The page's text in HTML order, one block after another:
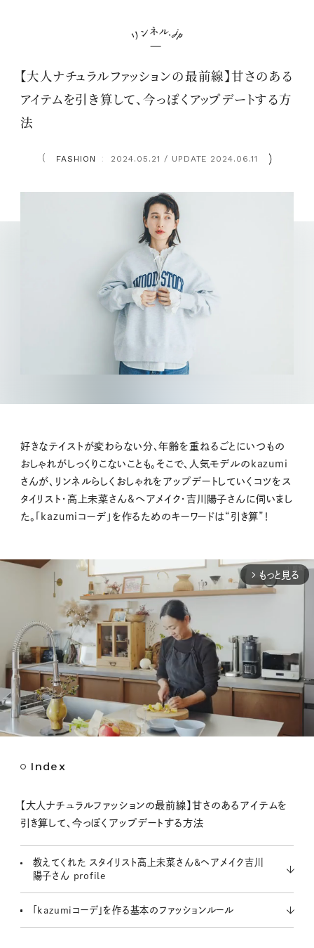
【大人ナチュラルファッションの最前線】甘さのある
アイテムを引き算して、今っぽくアップデートする方
法
FASHION ： 2024.05.21 / UPDATE 2024.06.11
好きなテイストが変わらない分、年齢を重ねるごとにいつもの
おしゃれがしっくりこないことも。そこで、人気モデルのkazumi
さんが、リンネルらしくおしゃれをアップデートしていくコツをス
タイリスト・高上未菜さん&ヘアメイク・吉川陽子さんに伺いまし
た。「kazumiコーデ」を作るためのキーワードは“引き算”！
arrow_forward_ios もっと見る
t
Index
【大人ナチュラルファッションの最前線】甘さのあるアイテムを
引き算して、今っぽくアップデートする方法
教えてくれた スタイリスト高上未菜さん&ヘアメイク吉川
陽子さん profile
「kazumiコーデ」を作る基本のファッションルール